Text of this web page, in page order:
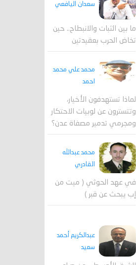
سعدان اليافعي
ما بين الثبات والانبطاح.. حين
تخاض الحرب بعقيدتين
محمد علي محمد
احمد
لماذا تستهدفون الأخيار،
وتتسترون عن لوبيات الاحتكار
ومجرمي تدمير مصفاة عدن؟
محمد عبدالله
القادري
في عهد الحوثي ( ميت من
إب يبحث عن قبر )
عبدالكريم أحمد
سعيد